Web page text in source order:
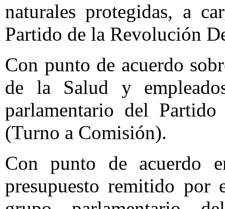
naturales protegidas, a
Partido de la Revolución
Con punto de acuerdo
de la Salud y
parlamentario del
(Turno a Comisión).
Con punto de acuerdo
presupuesto remitido